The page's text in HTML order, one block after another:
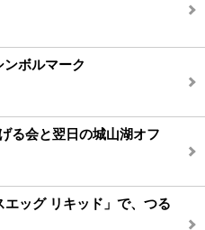
ボルマーク
る会と翌日の城山湖オフ
エッグ リキッド」で、つる